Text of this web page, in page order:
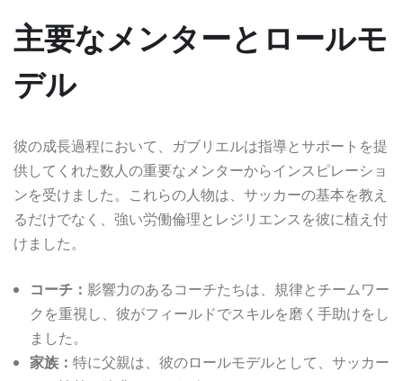
主要なメンターとロールモ
デル
彼の成長過程において、ガブリエルは指導とサポートを提
供してくれた数人の重要なメンターからインスピレーショ
ンを受けました。これらの人物は、サッカーの基本を教え
るだけでなく、強い労働倫理とレジリエンスを彼に植え付
けました。
コーチ： 影響力のあるコーチたちは、規律とチームワー
クを重視し、彼がフィールドでスキルを磨く手助けをし
ました。
家族： 特に父親は、彼のロールモデルとして、サッカー